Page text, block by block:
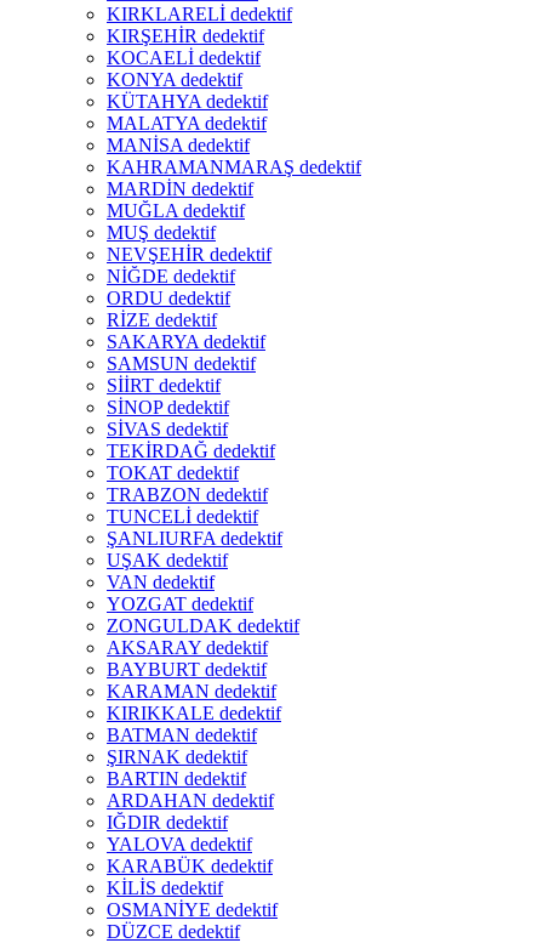
KIRKLARELİ dedektif
KIRŞEHİR dedektif
KOCAELİ dedektif
KONYA dedektif
KÜTAHYA dedektif
MALATYA dedektif
MANİSA dedektif
KAHRAMANMARAŞ dedektif
MARDİN dedektif
MUĞLA dedektif
MUŞ dedektif
NEVŞEHİR dedektif
NİĞDE dedektif
ORDU dedektif
RİZE dedektif
SAKARYA dedektif
SAMSUN dedektif
SİİRT dedektif
SİNOP dedektif
SİVAS dedektif
TEKİRDAĞ dedektif
TOKAT dedektif
TRABZON dedektif
TUNCELİ dedektif
ŞANLIURFA dedektif
UŞAK dedektif
VAN dedektif
YOZGAT dedektif
ZONGULDAK dedektif
AKSARAY dedektif
BAYBURT dedektif
KARAMAN dedektif
KIRIKKALE dedektif
BATMAN dedektif
ŞIRNAK dedektif
BARTIN dedektif
ARDAHAN dedektif
IĞDIR dedektif
YALOVA dedektif
KARABÜK dedektif
KİLİS dedektif
OSMANİYE dedektif
DÜZCE dedektif